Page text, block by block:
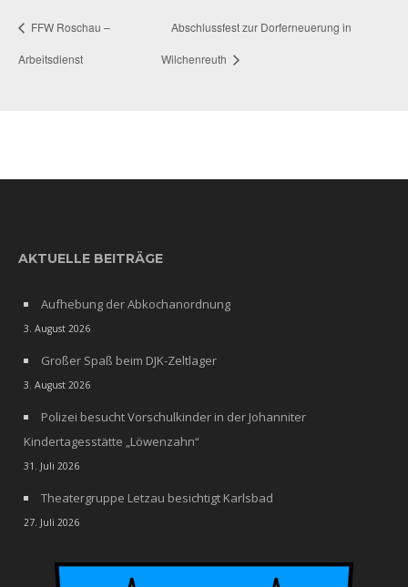
FFW Roschau –
Arbeitsdienst
Abschlussfest zur Dorferneuerung in
Wilchenreuth
AKTUELLE BEITRÄGE
Aufhebung der Abkochanordnung
3. August 2026
Großer Spaß beim DJK-Zeltlager
3. August 2026
Polizei besucht Vorschulkinder in der Johanniter
Kindertagesstätte „Löwenzahn“
31. Juli 2026
Theatergruppe Letzau besichtigt Karlsbad
27. Juli 2026